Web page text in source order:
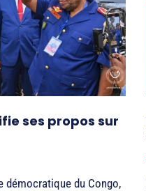
ses propos sur
démocratique du Congo,